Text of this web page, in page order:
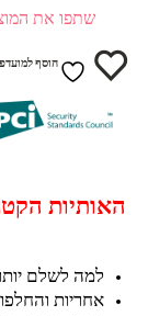
שתפו את
הוסף
האותיות
למה לשלם
אחריות והחלפות עד 14 ימים